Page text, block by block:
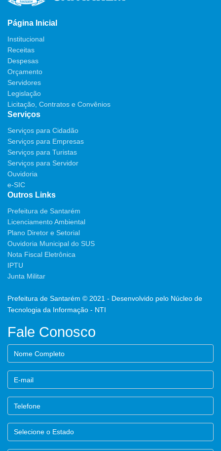
Página Inicial
Institucional
Receitas
Despesas
Orçamento
Servidores
Legislação
Licitação, Contratos e Convênios
Serviços
Serviços para Cidadão
Serviços para Empresas
Serviços para Turistas
Serviços para Servidor
Ouvidoria
e-SIC
Outros Links
Prefeitura de Santarém
Licenciamento Ambiental
Plano Diretor e Setorial
Ouvidoria Municipal do SUS
Nota Fiscal Eletrônica
IPTU
Junta Militar
Prefeitura de Santarém © 2021 - Desenvolvido pelo Núcleo de
Tecnologia da Informação - NTI
Fale Conosco